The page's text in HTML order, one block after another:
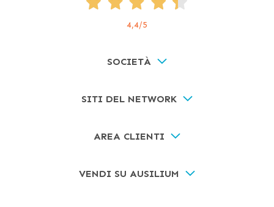
4,4/5
SOCIETÀ
SITI DEL NETWORK
AREA CLIENTI
VENDI SU AUSILIUM